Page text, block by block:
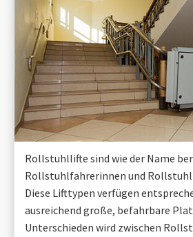
Rollstuhllifte sind wie der Name
Rollstuhlfahrerinnen und
Diese Lifttypen verfügen
ausreichend große, befahrbare
Unterschieden wird zwischen